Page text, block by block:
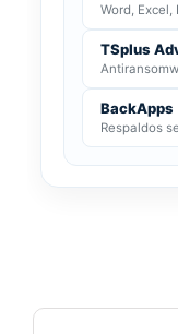
Word, Excel,
TSplus
BackApps
Respaldos